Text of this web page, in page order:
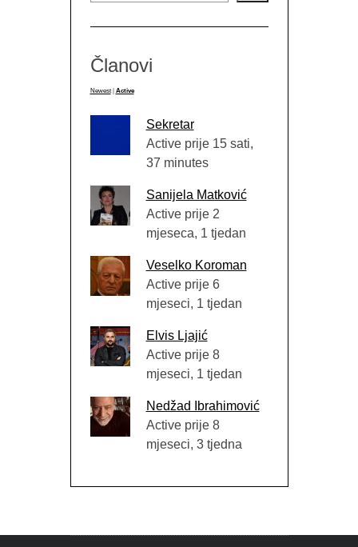
Članovi
Newest Active
Sekretar
Active prije 15 sati,
37 minutes
Sanijela Matković
Active prije 2
mjeseca, 1 tjedan
Veselko Koroman
Active prije 6
mjeseci, 1 tjedan
Elvis Ljajić
Active prije 8
mjeseci, 1 tjedan
Nedžad Ibrahimović
Active prije 8
mjeseci, 3 tjedna